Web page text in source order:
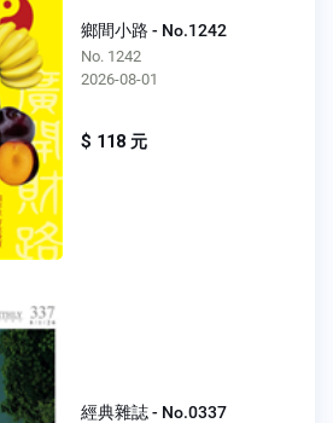
鄉間小路 - No.1242
No. 1242
2026-08-01
$ 118 元
經典雜誌 - No.0337